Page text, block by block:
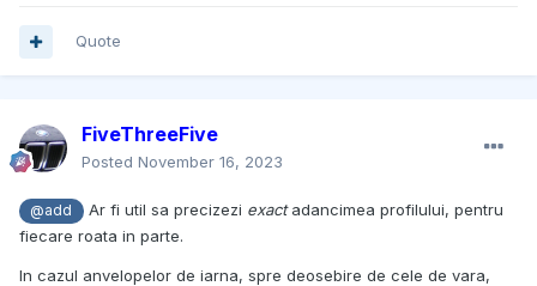
Quote
FiveThreeFive
Posted November 16, 2023
@add Ar fi util sa precizezi exactadancimea profilului, pentru
fiecare roata in parte.
In cazul anvelopelor de iarna, spre deosebire de cele de vara,